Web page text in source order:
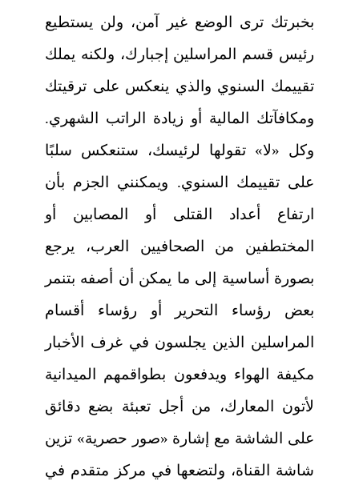
بخبرتك ترى الوضع غير آمن، ولن يستطيع
رئيس قسم المراسلين إجبارك، ولكنه يملك
تقييمك السنوي والذي ينعكس على ترقيتك
ومكافآتك المالية أو زيادة الراتب الشهري.
وكل «لا» تقولها لرئيسك، ستنعكس سلبًا
على تقييمك السنوي. ويمكنني الجزم بأن
ارتفاع أعداد القتلى أو المصابين أو
المختطفين من الصحافيين العرب، يرجع
بصورة أساسية إلى ما يمكن أن أصفه بتنمر
بعض رؤساء التحرير أو رؤساء أقسام
المراسلين الذين يجلسون في غرف الأخبار
مكيفة الهواء ويدفعون بطواقمهم الميدانية
لأتون المعارك، من أجل تعبئة بضع دقائق
على الشاشة مع إشارة «صور حصرية» تزين
شاشة القناة، ولتضعها في مركز متقدم في